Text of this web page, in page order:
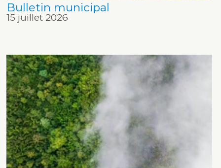
Bulletin municipal
15 juillet 2026